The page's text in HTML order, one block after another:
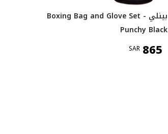
بينلي Boxing Bag and Glove Set -
Punchy Black
SAR 865